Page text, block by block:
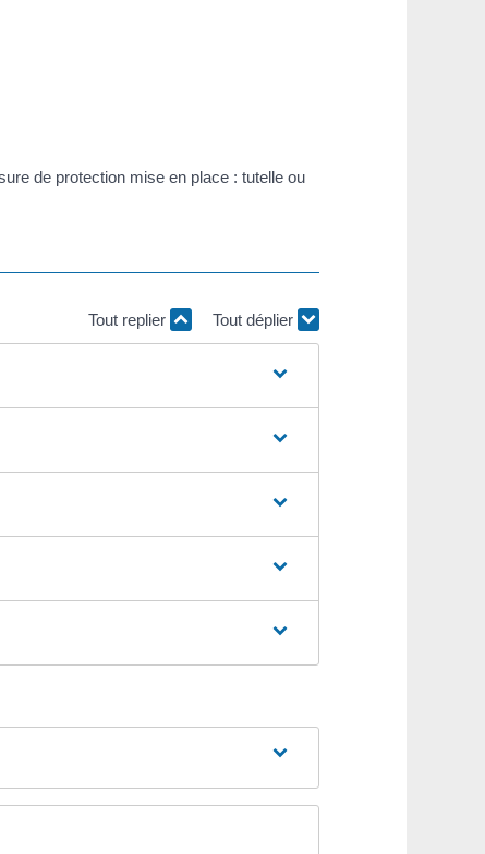
de protection mise en place : tutelle ou
Tout replier Tout déplier